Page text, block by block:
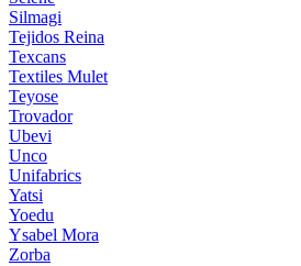
Silmagi
Tejidos Reina
Texcans
Textiles Mulet
Teyose
Trovador
Ubevi
Unco
Unifabrics
Yatsi
Yoedu
Ysabel Mora
Zorba